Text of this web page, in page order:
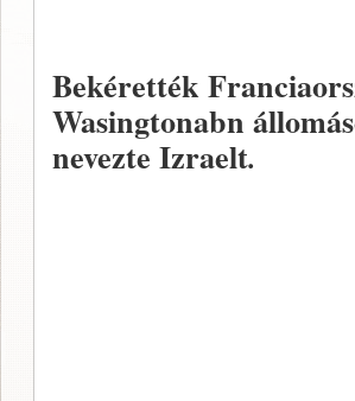
Bekérették
Wasingtonabn
nevezte Izraelt.